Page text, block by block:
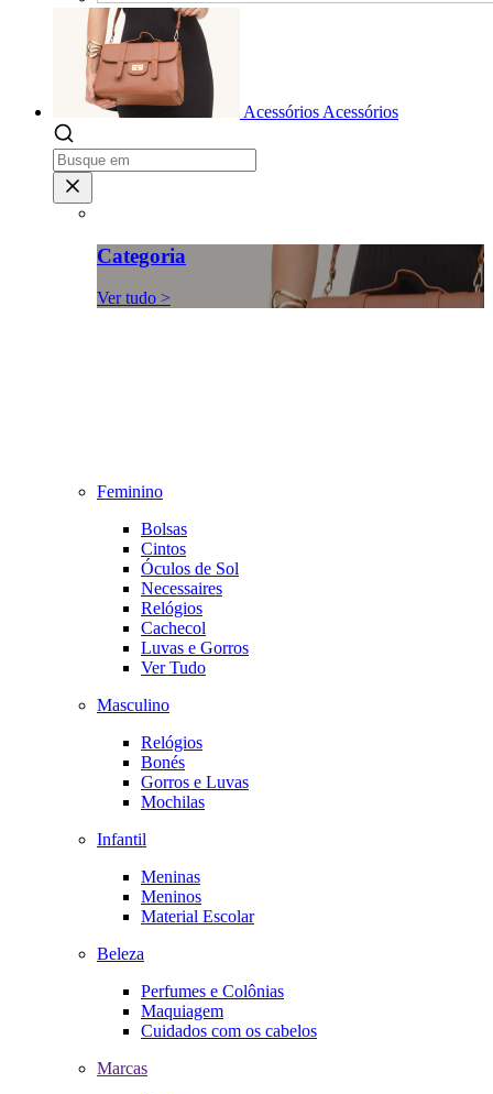
Acessórios Acessórios
Categoria
Ver tudo >
Feminino
Bolsas
Cintos
Óculos de Sol
Necessaires
Relógios
Cachecol
Luvas e Gorros
Ver Tudo
Masculino
Relógios
Bonés
Gorros e Luvas
Mochilas
Infantil
Meninas
Meninos
Material Escolar
Beleza
Perfumes e Colônias
Maquiagem
Cuidados com os cabelos
Marcas